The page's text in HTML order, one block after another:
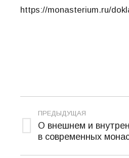
https://monasterium.ru/
Навигация
по
записям
ПРЕДЫДУЩАЯ
Предыдущая
запись:
О внешнем и
в современных